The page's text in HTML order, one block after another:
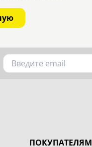
ПОКУПАТЕЛЯМ